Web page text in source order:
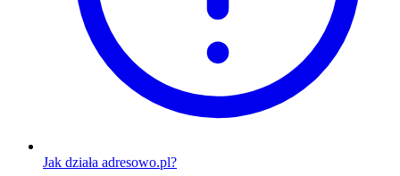
Jak działa adresowo.pl?